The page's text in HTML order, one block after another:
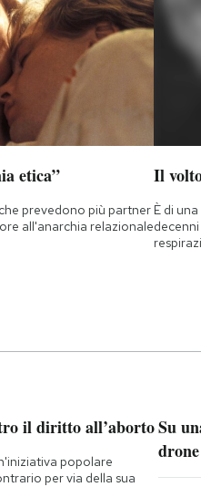
etica”
prevedono più partner
all'anarchia relazionale
Il
È di
il diritto all’aborto
popolare
per via della sua
Su